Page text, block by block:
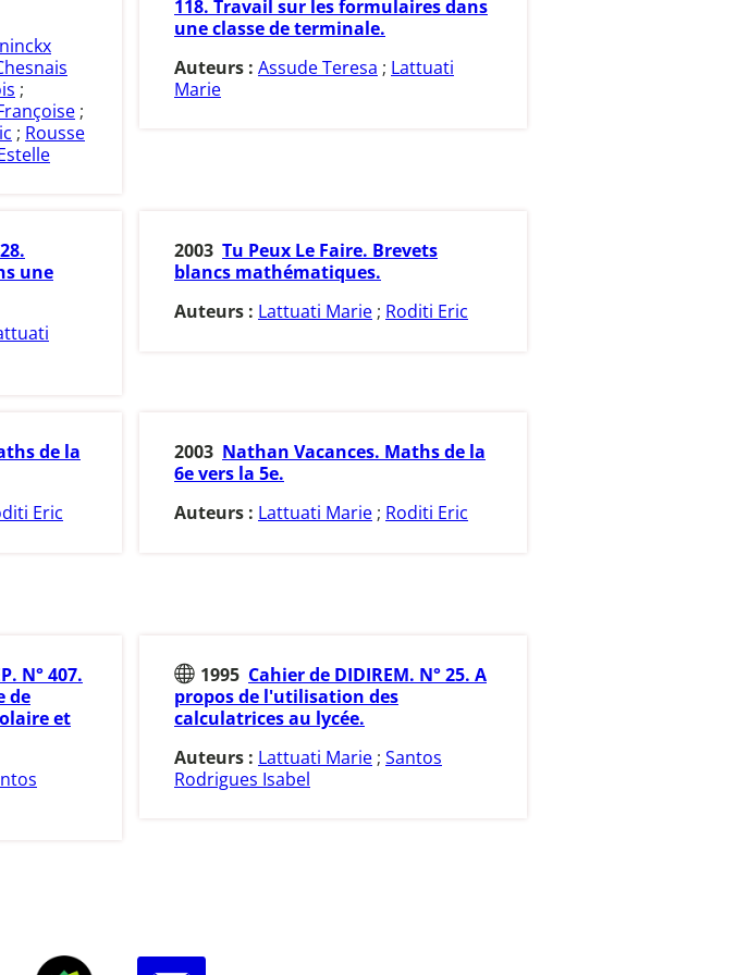
;
;
; Rousse
118. Travail sur les formulaires dans
une classe de terminale.
Auteurs : Assude Teresa ; Lattuati
Marie
une
2003 Tu Peux Le Faire. Brevets
blancs mathématiques.
Auteurs : Lattuati Marie; Roditi Eric
de la
Eric
2003 Nathan Vacances. Maths de la
6e vers la 5e.
Auteurs : Lattuati Marie ; Roditi Eric
N° 407.
de
et
1995 Cahier de DIDIREM. N° 25. A
propos de l'utilisation des
calculatrices au lycée.
Auteurs : Lattuati Marie ; Santos
Rodrigues Isabel